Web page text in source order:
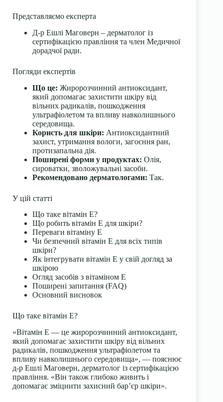
Представляємо експерта
Д-р Ешлі Маговерн – дерматолог із
сертифікацією правління та член Медичної
дорадчої ради.
Погляди експертів
Що це: Жиророзчинний антиоксидант,
який допомагає захистити шкіру від
вільних радикалів, пошкодження
ультрафіолетом та впливу навколишнього
середовища.
Користь для шкіри: Антиоксидантний
захист, утримання вологи, загоєння ран,
протизапальна дія.
Поширені форми у продуктах: Олія,
сироватки, зволожувальні засоби.
Рекомендовано дерматологами: Так.
У цій статті
Що таке вітамін Е?
Що робить вітамін Е для шкіри?
Переваги вітаміну Е
Чи безпечний вітамін Е для всіх типів
шкіри?
Як інтегрувати вітамін Е у свій догляд за
шкірою
Огляд засобів з вітаміном Е
Поширені запитання (FAQ)
Основний висновок
Що таке вітамін Е?
«Вітамін Е — це жиророзчинний антиоксидант,
який допомагає захистити шкіру від вільних
радикалів, пошкодження ультрафіолетом та
впливу навколишнього середовища», — пояснює
д-р Ешлі Маговерн, дерматолог із сертифікацією
правління. «Він також глибоко живить і
допомагає зміцнити захисний бар’єр шкіри».